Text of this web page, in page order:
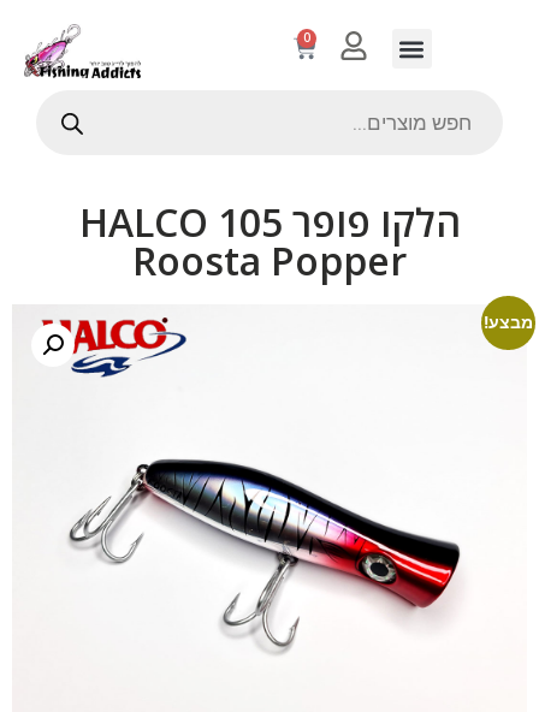
0
הלקו פופר 105 HALCO
Roosta Popper
מבצע!